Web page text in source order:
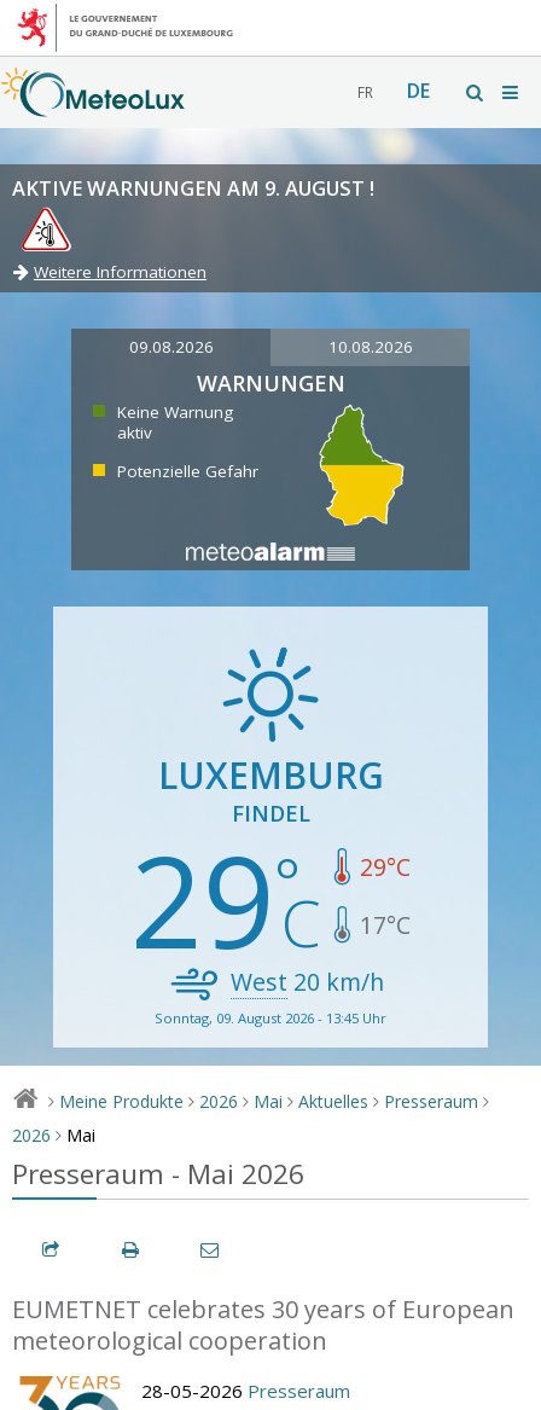
FR DE
AKTIVE WARNUNGEN AM 9. AUGUST !
Weitere Informationen
09.08.2026 10.08.2026
WARNUNGEN
Keine Warnung
aktiv
Potenzielle Gefahr
LUXEMBURG
FINDEL
29 29°C
17°C
West 20 km/h
Sonntag, 09. August 2026 - 13:45 Uhr
> Meine Produkte > 2026 > Mai > Aktuelles > Presseraum >
2026 > Mai
Presseraum - Mai 2026
EUMETNET celebrates 30 years of European
meteorological cooperation
28-05-2026 Presseraum